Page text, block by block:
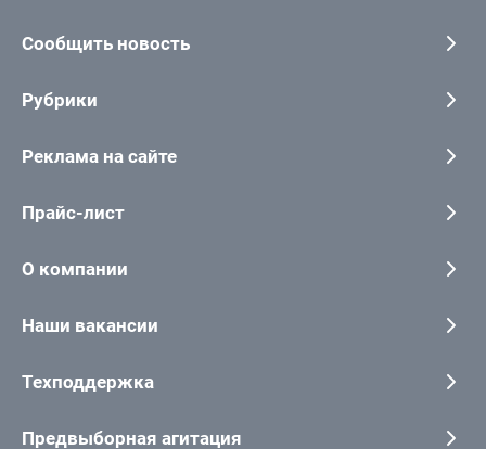
Сообщить новость
Рубрики
Реклама на сайте
Прайс-лист
О компании
Наши вакансии
Техподдержка
Предвыборная агитация